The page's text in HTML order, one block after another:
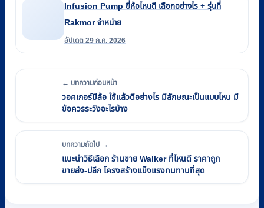
Infusion Pump ยี่ห้อไหนดี เลือกอย่างไร + รุ่นที่
Rakmor จำหน่าย
อัปเดต 29 ก.ค. 2026
← บทความก่อนหน้า
วอคเกอร์มีล้อ ใช้แล้วดีอย่างไร มีลักษณะเป็นแบบไหน มี
ข้อควรระวังอะไรบ้าง
บทความถัดไป →
แนะนำวิธีเลือก ร้านขาย Walker ที่ไหนดี ราคาถูก
ขายส่ง-ปลีก โครงสร้างแข็งแรงทนทานที่สุด